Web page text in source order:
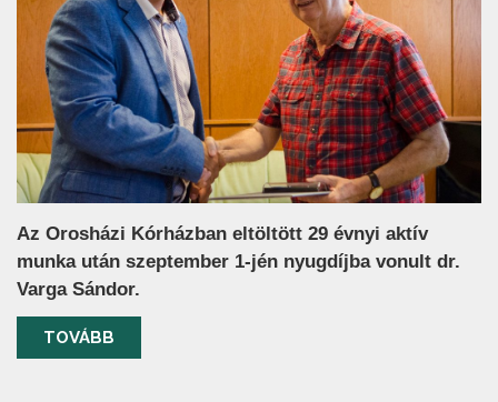
Az Orosházi Kórházban eltöltött 29 évnyi aktív
munka után szeptember 1-jén nyugdíjba vonult dr.
Varga Sándor.
TOVÁBB